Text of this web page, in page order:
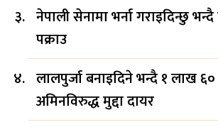
नेपाली सेनामा भर्ना गराइदिन्छु भन्दै
पक्राउ
लालपुर्जा बनाइदिने भन्दै १ लाख
अमिनविरुद्ध मुद्दा दायर